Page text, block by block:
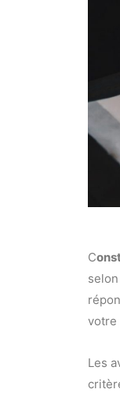
C
votre
Les